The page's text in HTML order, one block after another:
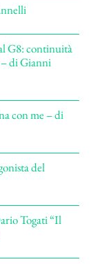
G8: continuità
– di Gianni
con me – di
del
Togati “Il